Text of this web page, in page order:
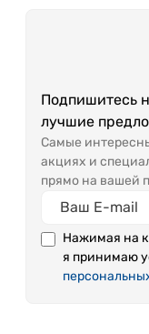
Подпишитесь
лучшие
Самые
акциях и
прямо на вашей
Нажимая на
я принимаю